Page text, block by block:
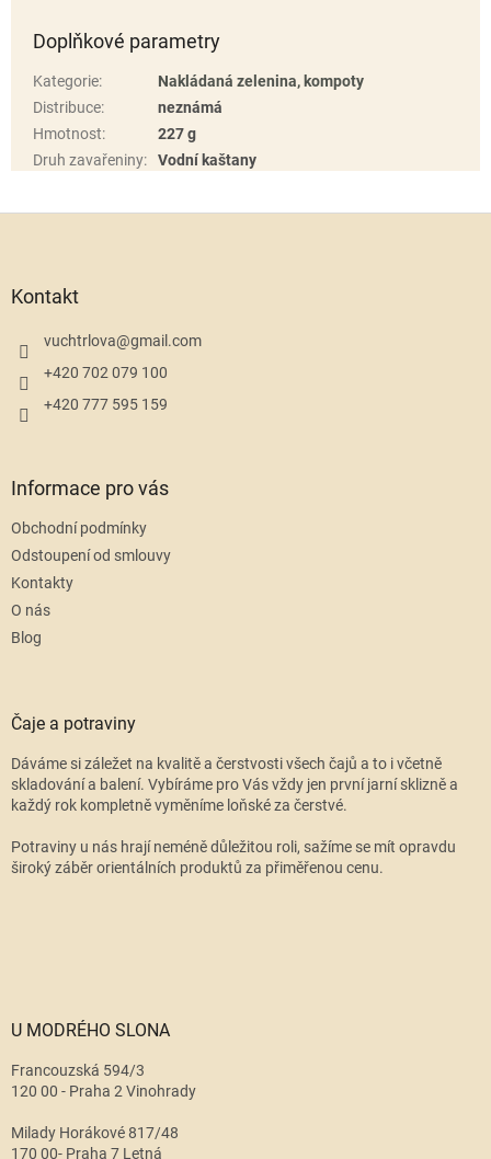
Doplňkové parametry
Kategorie:
Nakládaná zelenina, kompoty
Distribuce:
neznámá
Hmotnost:
227 g
Druh zavařeniny: Vodní kaštany
Kontakt
vuchtrlova@gmail.com
+420 702 079 100
+420 777 595 159
Informace pro vás
Obchodní podmínky
Odstoupení od smlouvy
Kontakty
O nás
Blog
Čaje a potraviny
Dáváme si záležet na kvalitě a čerstvosti všech čajů a to i včetně
skladování a balení. Vybíráme pro Vás vždy jen první jarní sklizně a
každý rok kompletně vyměníme loňské za čerstvé.
Potraviny u nás hrají neméně důležitou roli, sažíme se mít opravdu
široký záběr orientálních produktů za přiměřenou cenu.
U MODRÉHO SLONA
Francouzská 594/3
120 00 - Praha 2 Vinohrady
Milady Horákové 817/48
170 00- Praha 7 Letná